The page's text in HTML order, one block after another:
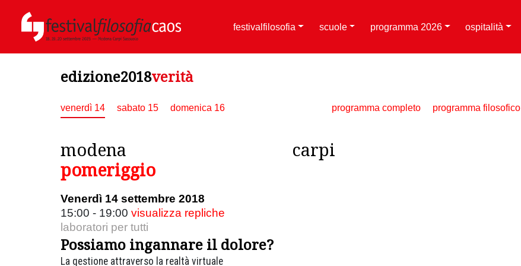
festivalfilosofia scuole programma 2026 ospitalità
edizione2018verità
venerdì 14 sabato 15 domenica 16 programma completo programma filosofico
modena
pomeriggio
Venerdì 14 settembre 2018
15:00 - 19:00 visualizza repliche
laboratori per tutti
Possiamo ingannare il dolore?
La gestione attraverso la realtà virtuale
carpi